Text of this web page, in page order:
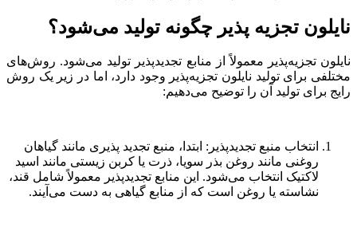
نایلون تجزیه پذیر چگونه تولید می‌شود؟
نایلون تجزیه‌پذیر معمولاً از منابع تجدیدپذیر تولید می‌شود. روش‌های
مختلفی برای تولید نایلون تجزیه‌پذیر وجود دارد، اما در زیر یک روش
رایج برای تولید آن را توضیح می‌دهیم:
انتخاب منبع تجدیدپذیر: ابتدا، منبع تجدید پذیری مانند گیاهان
روغنی مانند روغن بذر سویا، ذرت یا کربن زیستی مانند اسید
لاکتیک انتخاب می‌شود. این منابع تجدیدپذیر معمولاً شامل قند،
نشاسته یا روغن است که از منابع گیاهی به دست می‌آیند.